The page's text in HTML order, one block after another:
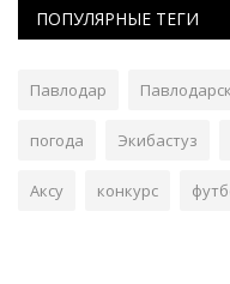
ПОПУЛЯРНЫЕ ТЕГИ
Павлодар
погода Экибастуз
Аксу конкурс